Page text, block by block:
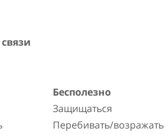
Бесполезно
Защищаться
Перебивать/возражать